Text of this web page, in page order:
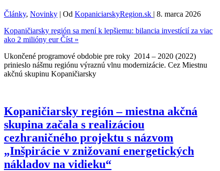
Články, Novinky | Od KopaniciarskyRegion.sk | 8. marca 2026
Kopaničiarsky región sa mení k lepšiemu: bilancia investícií za viac
ako 2 milióny eurČíst »
Ukončené programové obdobie pre roky 2014 – 2020 (2022)
prinieslo nášmu regiónu výraznú vlnu modernizácie. Cez Miestnu
akčnú skupinu Kopaničiarsky
Kopaničiarsky región – miestna akčná
skupina začala s realizáciou
cezhraničného projektu s názvom
„Inšpirácie v znižovaní energetických
nákladov na vidieku“